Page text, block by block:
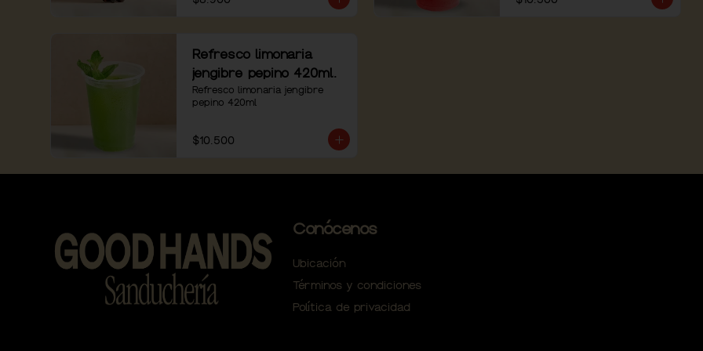
Refresco limonaria
jengibre pepino 420ml.
Refresco limonaria jengibre
pepino 420ml
$10.500
Conócenos
Ubicación
Términos y condiciones
Política de privacidad